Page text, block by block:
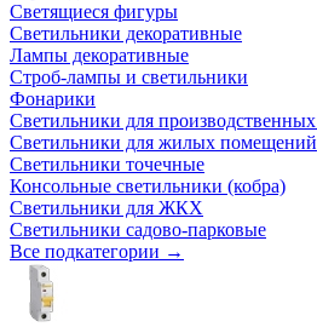
Светящиеся фигуры
Светильники декоративные
Лампы декоративные
Строб-лампы и светильники
Фонарики
Светильники для
Светильники для жилых помещений
Светильники точечные
Консольные светильники (кобра)
Светильники для ЖКХ
Светильники садово-парковые
Все подкатегории →